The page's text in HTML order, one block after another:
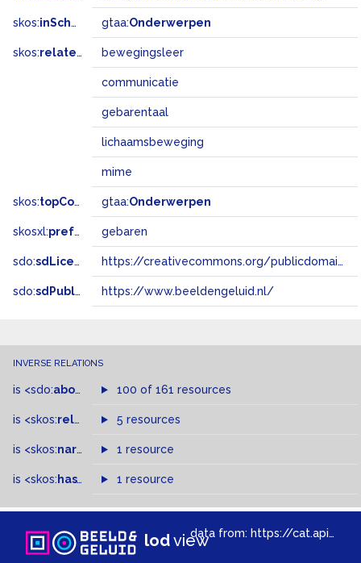
skos:inScheme gtaa:Onderwerpen
skos:related bewegingsleer
communicatie
gebarentaal
lichaamsbeweging
mime
skos:topConceptOf gtaa:Onderwerpen
skosxl:prefLabel gebaren
sdo:sdLicense https://creativecommons.org/publicdomain/zero/1.0/
sdo:sdPublisher https://www.beeldengeluid.nl/
INVERSE RELATIONS
is <sdo:about of 100 of 161 resources
is <skos:related > of
5 resources
is <skos:narrowMatch >of
1 resource
is <skos: hasTopConcept >of
1 resource
lodviewdata from: https://cat.apis.beeldengeluid.nl/sparql